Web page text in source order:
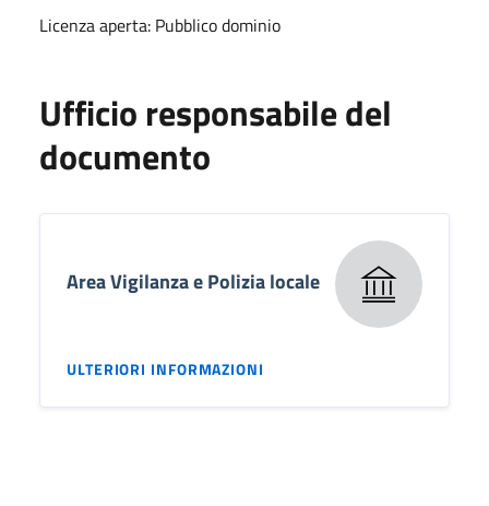
Licenza aperta: Pubblico dominio
Ufficio responsabile del
documento
Area Vigilanza e Polizia locale
ULTERIORI INFORMAZIONI